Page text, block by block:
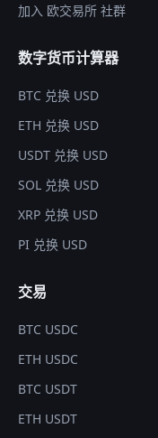
加入 欧交易所 社群
数字货币计算器
BTC 兑换 USD
ETH 兑换 USD
USDT 兑换 USD
SOL 兑换 USD
XRP 兑换 USD
PI 兑换 USD
交易
BTC USDC
ETH USDC
BTC USDT
ETH USDT